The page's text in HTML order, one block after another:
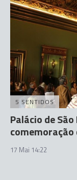
5 SENTIDOS
Palácio de
17 Mai 14:22